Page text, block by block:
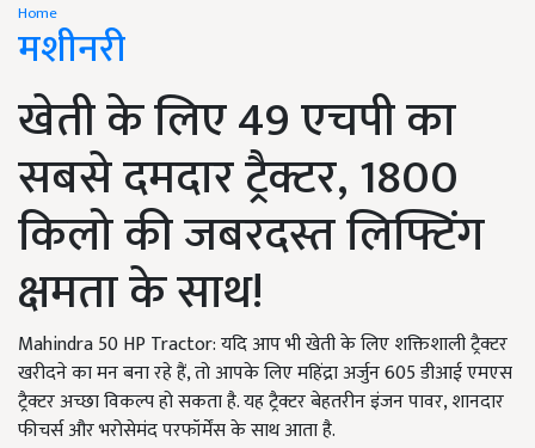
Home
मशीनरी
खेती के लिए 49 एचपी का
सबसे दमदार ट्रैक्टर, 1800
किलो की जबरदस्त लिफ्टिंग
क्षमता के साथ!
Mahindra 50 HP Tractor: यदि आप भी खेती के लिए शक्तिशाली ट्रैक्टर
खरीदने का मन बना रहे हैं, तो आपके लिए महिंद्रा अर्जुन 605 डीआई एमएस
ट्रैक्टर अच्छा विकल्प हो सकता है. यह ट्रैक्टर बेहतरीन इंजन पावर, शानदार
फीचर्स और भरोसेमंद परफॉर्मेंस के साथ आता है.